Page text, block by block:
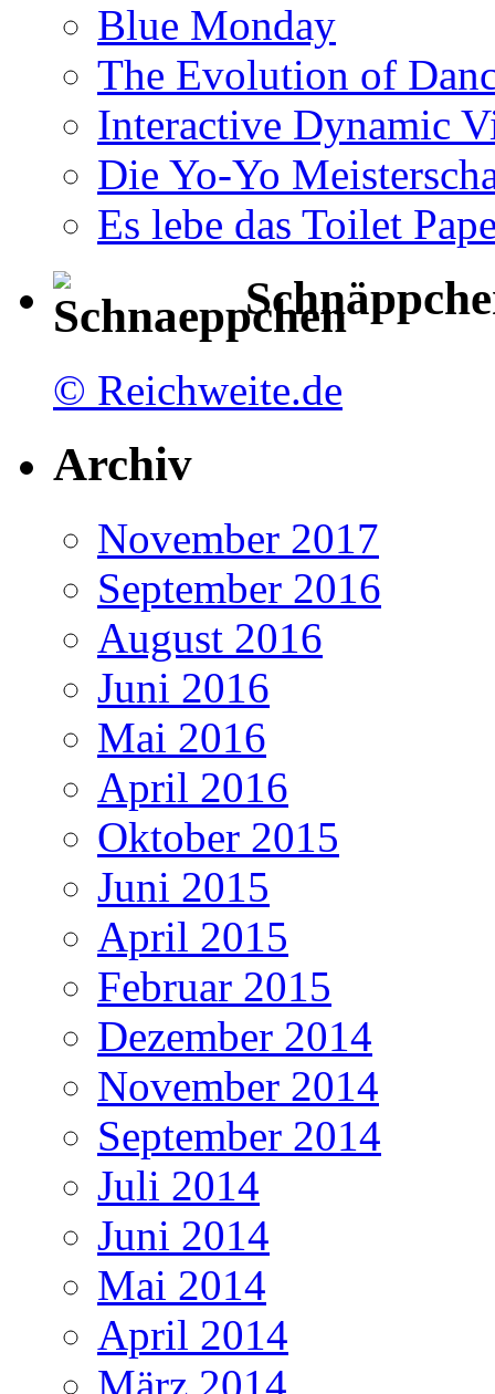
Blue Monday
The Evolution of
Interactive Dynamic
Die Yo-Yo
Es lebe das Toilet
© Reichweite.de
Archiv
November 2017
September 2016
August 2016
Juni 2016
Mai 2016
April 2016
Oktober 2015
Juni 2015
April 2015
Februar 2015
Dezember 2014
November 2014
September 2014
Juli 2014
Juni 2014
Mai 2014
April 2014
März 2014